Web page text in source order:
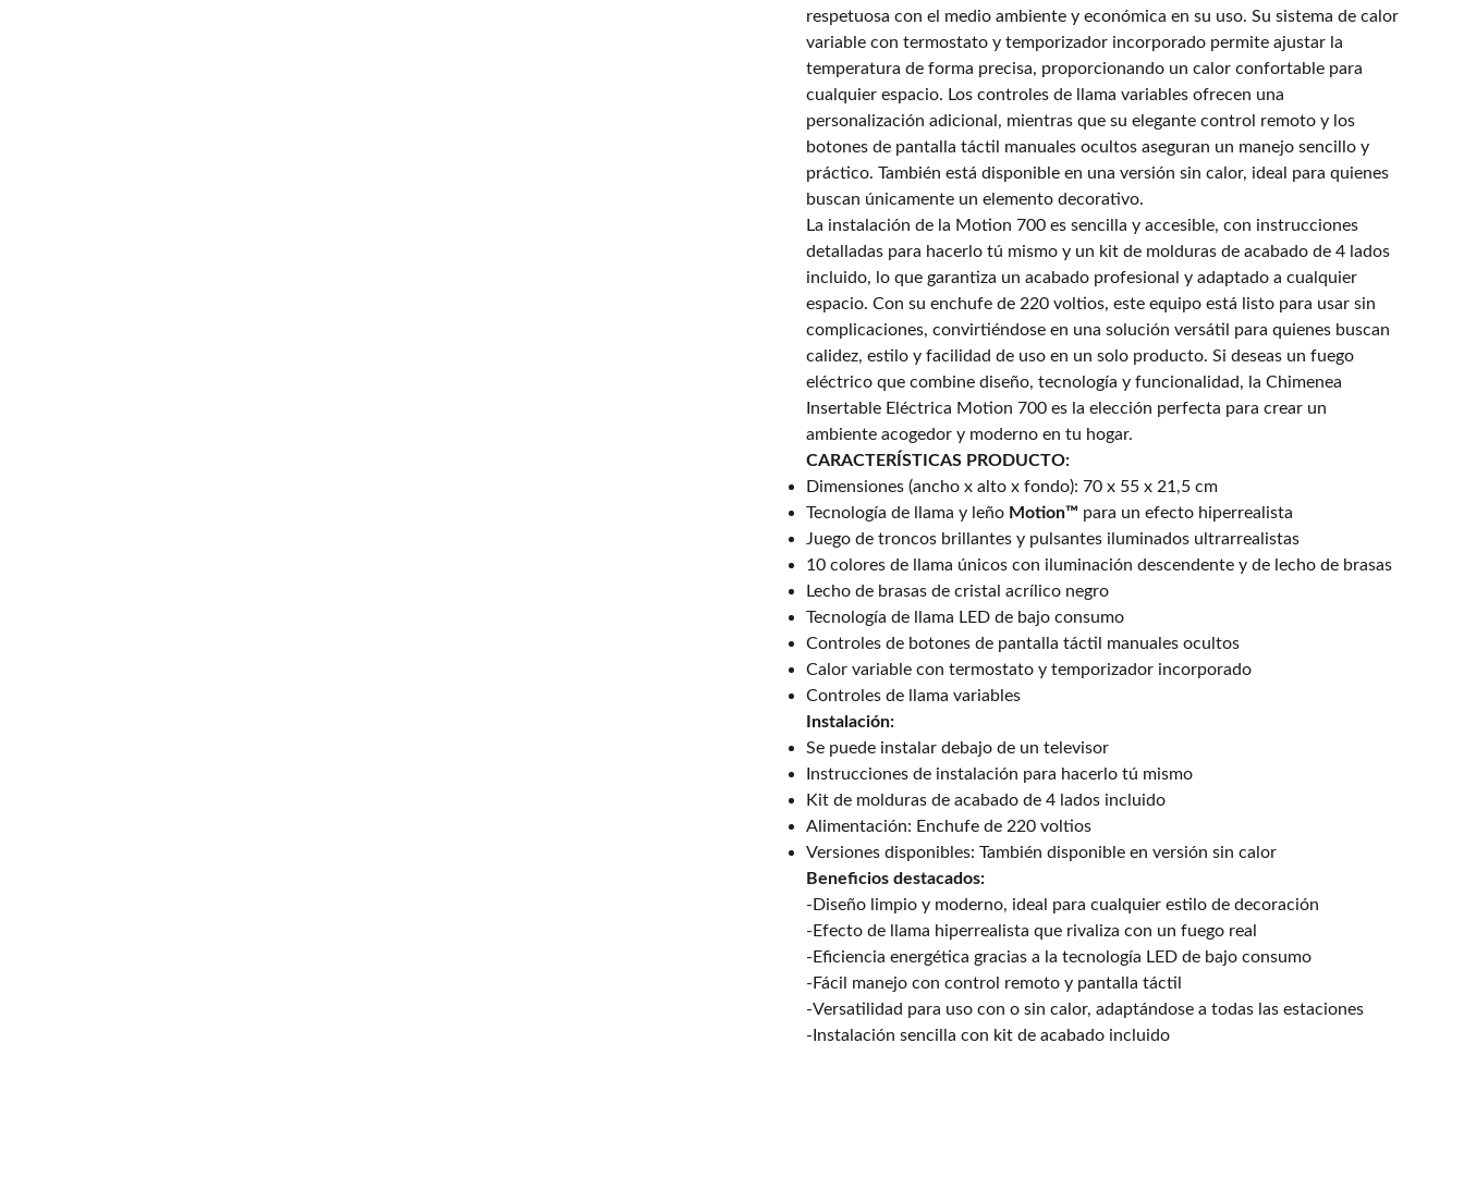
respetuosa con el medio ambiente y económica en su uso. Su sistema de calor
variable con termostato y temporizador incorporado permite ajustar la
temperatura de forma precisa, proporcionando un calor confortable para
cualquier espacio. Los controles de llama variables ofrecen una
personalización adicional, mientras que su elegante control remoto y los
botones de pantalla táctil manuales ocultos aseguran un manejo sencillo y
práctico. También está disponible en una versión sin calor, ideal para quienes
buscan únicamente un elemento decorativo.
La instalación de la Motion 700 es sencilla y accesible, con instrucciones
detalladas para hacerlo tú mismo y un kit de molduras de acabado de 4 lados
incluido, lo que garantiza un acabado profesional y adaptado a cualquier
espacio. Con su enchufe de 220 voltios, este equipo está listo para usar sin
complicaciones, convirtiéndose en una solución versátil para quienes buscan
calidez, estilo y facilidad de uso en un solo producto. Si deseas un fuego
eléctrico que combine diseño, tecnología y funcionalidad, la Chimenea
Insertable Eléctrica Motion 700 es la elección perfecta para crear un
ambiente acogedor y moderno en tu hogar.
CARACTERÍSTICAS PRODUCTO:
Dimensiones (ancho x alto x fondo): 70 x 55 x 21,5 cm
Tecnología de llama y leño Motion™ para un efecto hiperrealista
Juego de troncos brillantes y pulsantes iluminados ultrarrealistas
10 colores de llama únicos con iluminación descendente y de lecho de brasas
Lecho de brasas de cristal acrílico negro
Tecnología de llama LED de bajo consumo
Controles de botones de pantalla táctil manuales ocultos
Calor variable con termostato y temporizador incorporado
Controles de llama variables
Instalación:
Se puede instalar debajo de un televisor
Instrucciones de instalación para hacerlo tú mismo
Kit de molduras de acabado de 4 lados incluido
Alimentación: Enchufe de 220 voltios
Versiones disponibles: También disponible en versión sin calor
Beneficios destacados:
-Diseño limpio y moderno, ideal para cualquier estilo de decoración
-Efecto de llama hiperrealista que rivaliza con un fuego real
-Eficiencia energética gracias a la tecnología LED de bajo consumo
-Fácil manejo con control remoto y pantalla táctil
-Versatilidad para uso con o sin calor, adaptándose a todas las estaciones
-Instalación sencilla con kit de acabado incluido